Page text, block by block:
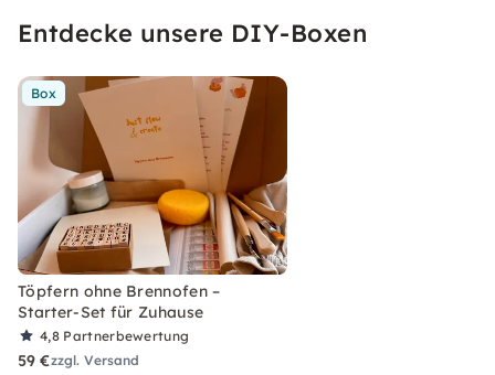
Entdecke unsere DIY-Boxen
Box
Töpfern ohne Brennofen –
Starter-Set für Zuhause
4,8 Partnerbewertung
59 €zzgl. Versand